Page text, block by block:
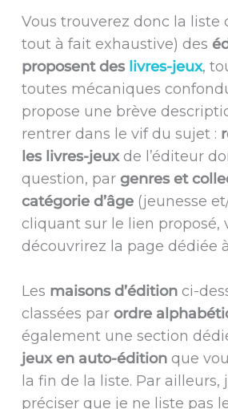
Vous trouverez donc la liste
tout à fait exhaustive) des
proposent des livres-jeux,
toutes mécaniques
propose une brève
rentrer dans le vif du sujet :
les livres-jeuxde l’éditeur
question, par genres et
catégorie d’âge (jeunesse
cliquant sur le lien proposé,
découvrirez la page dédiée
Les maisons d’édition ci-
classées par ordre
également une section
jeux en auto-édition que
la fin de la liste. Par ailleurs,
préciser que je ne liste pas